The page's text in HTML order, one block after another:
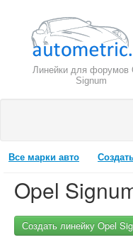
Линейки для форумов
Signum
Все марки авто
Opel
Создать линейку Opel